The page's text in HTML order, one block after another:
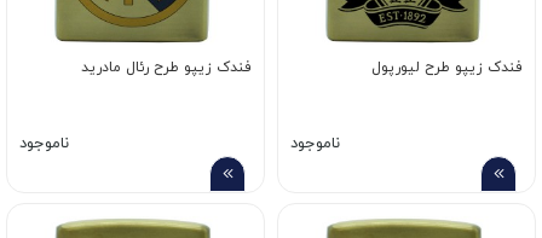
فندک زیپو طرح لیورپول
ناموجود
فندک زیپو طرح رئال مادرید
ناموجود